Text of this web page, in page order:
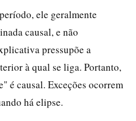
ele geralmente
causal, e não
pressupõe a
à qual se liga. Portanto,
é causal. Exceções ocorrem
há elipse.